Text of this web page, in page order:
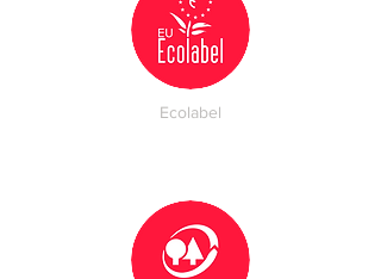
Ecolabel